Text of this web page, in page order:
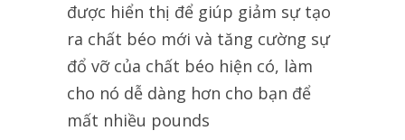
được hiển thị để giúp giảm sự tạo
ra chất béo mới và tăng cường sự
đổ vỡ của chất béo hiện có, làm
cho nó dễ dàng hơn cho bạn để
mất nhiều pounds